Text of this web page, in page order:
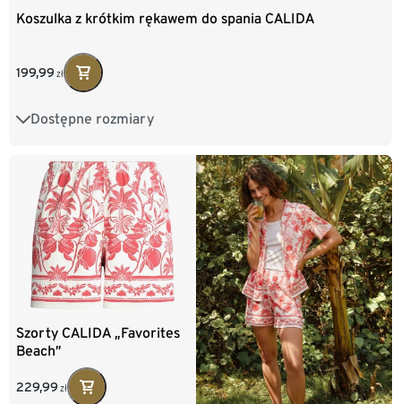
Koszulka z krótkim rękawem do spania CALIDA
199,99 zł
Dostępne rozmiary
XS S M L XL
Szorty CALIDA „Favorites
Beach”
229,99 zł